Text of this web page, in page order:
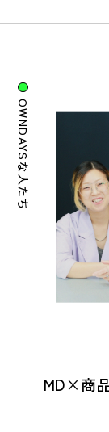
OWNDAYSな人たち
MD×商